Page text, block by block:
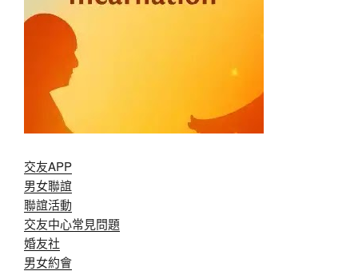
交友APP
男女聯誼
聯誼活動
交友中心常見問題
婚友社
男女約會